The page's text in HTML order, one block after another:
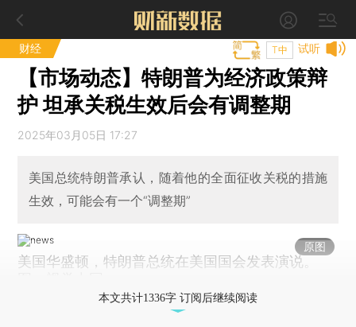
财经 试听
T中
【市场动态】特朗普为经济政策辩
护 坦承关税生效后会有调整期
2025年03月05日 17:27
美国总统特朗普承认，随着他的全面征收关税的措施
生效，可能会有一个“调整期”
原图
美国华盛顿，特朗普总统在美国国会发表演说。
本文共计1336字 订阅后继续阅读